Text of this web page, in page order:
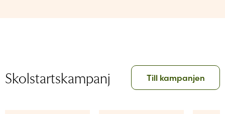
Skolstartskampanj Till kampanjen